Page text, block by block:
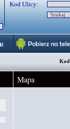
Kod Ulicy:
Kod
Mapa